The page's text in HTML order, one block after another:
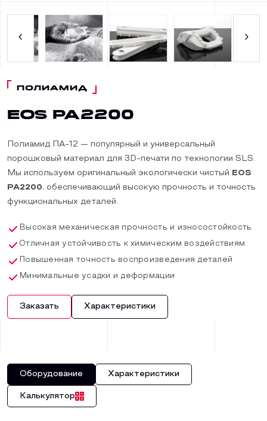
ПОЛИАМИД
EOS PA2200
Полиамид ПА-12 — популярный и универсальный
порошковый материал для 3D-печати по технологии SLS.
Мы используем оригинальный экологически чистый
EOS
PA2200, обеспечивающий высокую прочность и точность
функциональных деталей.
Высокая механическая прочность и износостойкость
Отличная устойчивость к химическим воздействиям
Повышенная точность воспроизведения деталей
Минимальные усадки и деформации
Заказать Характеристики
Оборудование Характеристики
Калькулятор